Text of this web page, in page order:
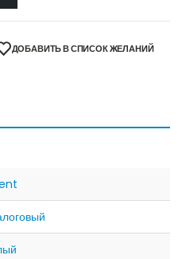
ДОБАВИТЬ В СПИСОК ЖЕЛАНИЙ